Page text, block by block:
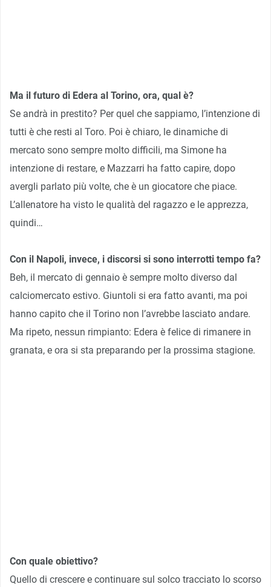
Ma il futuro di Edera al Torino, ora, qual è?
Se andrà in prestito? Per quel che sappiamo, l’intenzione di
tutti è che resti al Toro. Poi è chiaro, le dinamiche di
mercato sono sempre molto difficili, ma Simone ha
intenzione di restare, e Mazzarri ha fatto capire, dopo
avergli parlato più volte, che è un giocatore che piace.
L’allenatore ha visto le qualità del ragazzo e le apprezza,
quindi…
Con il Napoli, invece, i discorsi si sono interrotti tempo fa?
Beh, il mercato di gennaio è sempre molto diverso dal
calciomercato estivo. Giuntoli si era fatto avanti, ma poi
hanno capito che il Torino non l’avrebbe lasciato andare.
Ma ripeto, nessun rimpianto: Edera è felice di rimanere in
granata, e ora si sta preparando per la prossima stagione.
Con quale obiettivo?
Quello di crescere e continuare sul solco tracciato lo scorso